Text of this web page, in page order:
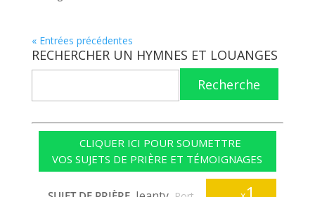
« Entrées précédentes
RECHERCHER UN HYMNES ET LOUANGES
Recherche
CLIQUER ICI POUR SOUMETTRE
VOS SUJETS DE PRIÈRE ET TÉMOIGNAGES